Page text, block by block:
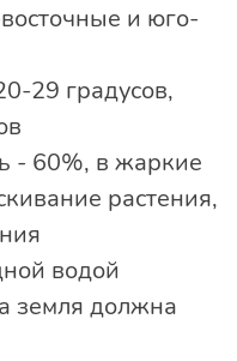
и юго-
29 градусов,
- 60%, в жаркие
растения,
водой
земля должна